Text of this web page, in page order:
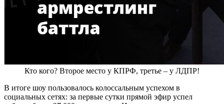
Кто кого? Второе место у КПРФ, третье – у ЛДПР!
В итоге шоу пользовалось колоссальным успехом в
социальных сетях: за первые сутки прямой эфир успел